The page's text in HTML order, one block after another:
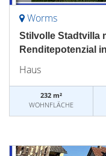
Worms
Stilvolle Stadtvilla
Renditepotenzial
Haus
232 m²
WOHNFLÄCHE